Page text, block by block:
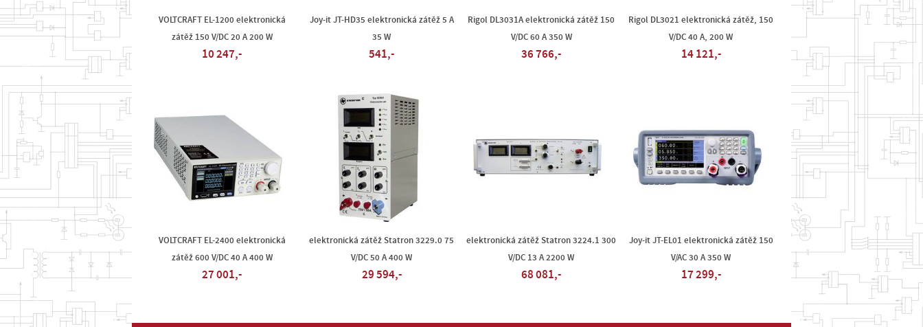
VOLTCRAFT EL-1200 elektronická
zátěž 150 V/DC 20 A 200 W
10 247,-
Joy-it JT-HD35 elektronická zátěž 5 A
35 W
541,-
Rigol DL3031A elektronická zátěž 150
V/DC 60 A 350 W
36 766,-
Rigol DL3021 elektronická zátěž, 150
V/DC 40 A, 200 W
14 121,-
VOLTCRAFT EL-2400 elektronická
zátěž 600 V/DC 40 A 400 W
27 001,-
elektronická zátěž Statron 3229.0 75
V/DC 50 A 400 W
29 594,-
elektronická zátěž Statron 3224.1 300
V/DC 13 A 2200 W
68 081,-
Joy-it JT-EL01 elektronická zátěž 150
V/AC 30 A 350 W
17 299,-